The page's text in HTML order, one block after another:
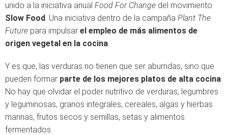
unido a la iniciativa anual Food For Change del movimiento
Slow Food. Una iniciativa dentro de la campaña Plant The
Future para impulsar el empleo de más alimentos de
origen vegetal en la cocina.
Y es que, las verduras no tienen que ser aburridas, sino que
pueden formar parte de los mejores platos de alta cocina.
No hay que olvidar el poder nutritivo de verduras, legumbres
y leguminosas, granos integrales, cereales, algas y hierbas
marinas, frutos secos y semillas, setas y alimentos
fermentados.